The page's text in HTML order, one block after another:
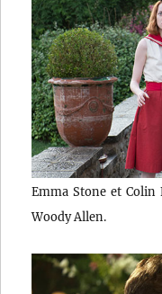
Emma Stone et Colin
Woody Allen.